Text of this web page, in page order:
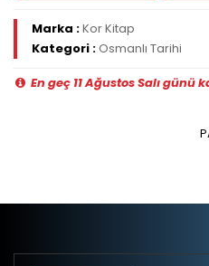
Marka :Kor Kitap
Kategori :Osmanlı Tarihi
En geç 11 Ağustos Salı günü